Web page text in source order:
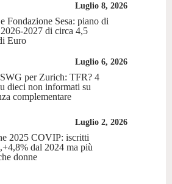
Luglio 8, 2026
Fondazione Sesa: piano di
2027 di circa 4,5
Euro
Luglio 6, 2026
per Zurich: TFR? 4
dieci non informati su
complementare
Luglio 2, 2026
2025 COVIP: iscritti
dal 2024 ma più
donne